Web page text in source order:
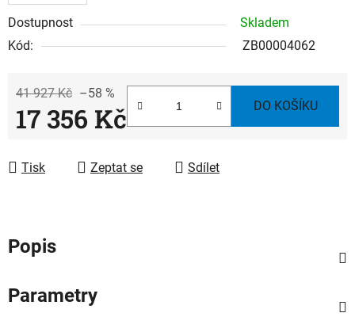
Dostupnost
Skladem
Kód:
ZB00004062
41 927 Kč –58 %
17 356 Kč DO KOŠÍKU
Tisk Zeptat se Sdílet
Popis
Parametry